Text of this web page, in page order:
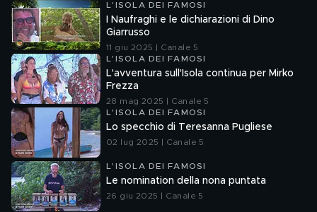
L'ISOLA DEI FAMOSI
I Naufraghi e le dichiarazioni di Dino
Giarrusso
11 giu 2025 | Canale 5
L'ISOLA DEI FAMOSI
L'avventura sull'Isola continua per Mirko
Frezza
28 mag 2025 | Canale 5
L'ISOLA DEI FAMOSI
Lo specchio di Teresanna Pugliese
02 lug 2025 | Canale 5
L'ISOLA DEI FAMOSI
Le nomination della nona puntata
26 giu 2025 | Canale 5